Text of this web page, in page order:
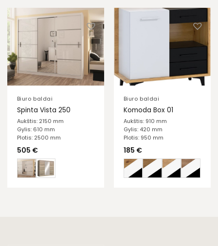
Biuro baldai
Spinta Vista 250
Aukštis: 2150 mm
Gylis: 610 mm
Plotis: 2500 mm
505 €
Biuro baldai
Komoda Box 01
Aukštis: 910 mm
Gylis: 420 mm
Plotis: 950 mm
185 €